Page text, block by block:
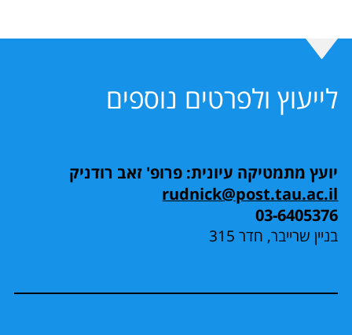
לייעוץ ולפרטים נוספים
יועץ מתמטיקה עיונית: פרופ' זאב רודניק
rudnick@post.tau.ac.il
03-6405376
בניין שרייבר, חדר 315